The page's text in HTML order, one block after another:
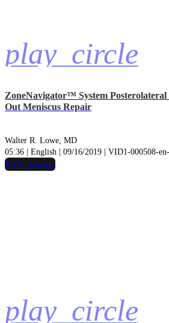
play_circle
ZoneNavigator™ System
Out Meniscus Repair
Walter R. Lowe, MD
05:36 | English | 09/16/2019 | VID1-000508-
play_circle
hide_image